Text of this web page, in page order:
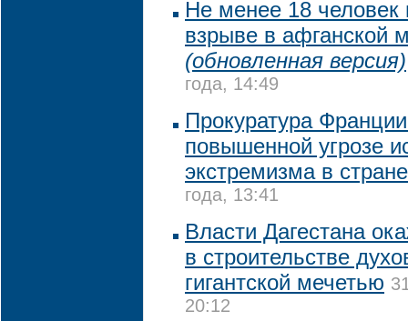
Не менее 18 человек
взрыве в афганской
(обновленная версия)
года, 14:49
Прокуратура
повышенной угрозе
экстремизма в стране
года, 13:41
Власти Дагестана
в строительстве
гигантской мечетью
20:12